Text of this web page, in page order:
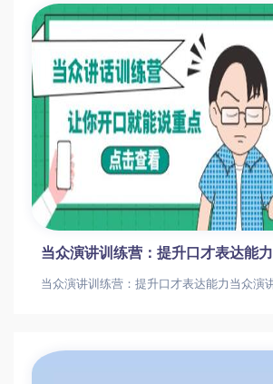
当众演讲训练营：提升口才表达能力